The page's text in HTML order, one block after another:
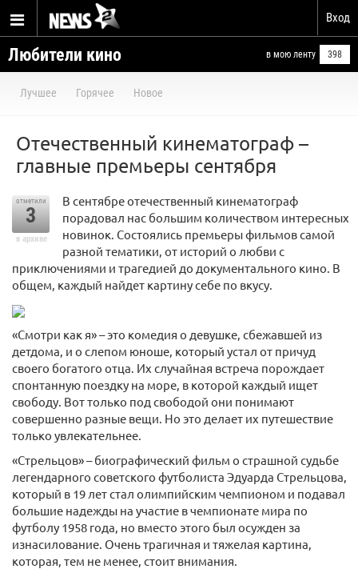
Вход
Любители кино в мою ленту 398
Лучшее Горячее Новое
Отечественный кинематограф –
главные премьеры сентября
отметили
3
в архиве
В сентябре отечественный кинематограф
порадовал нас большим количеством интересных
новинок. Состоялись премьеры фильмов самой
разной тематики, от историй о любви с
приключениями и трагедией до документального кино. В
общем, каждый найдет картину себе по вкусу.
«Смотри как я» – это комедия о девушке, сбежавшей из
детдома, и о слепом юноше, который устал от причуд
своего богатого отца. Их случайная встреча порождает
спонтанную поездку на море, в которой каждый ищет
свободу. Вот только под свободой они понимают
совершенно разные вещи. Но это делает их путешествие
только увлекательнее.
«Стрельцов» – биографический фильм о страшной судьбе
легендарного советского футболиста Эдуарда Стрельцова,
который в 19 лет стал олимпийским чемпионом и подавал
большие надежды на участие в чемпионате мира по
футболу 1958 года, но вместо этого был осужден за
изнасилование. Очень трагичная и тяжелая картина,
которая, тем не менее, стоит внимания.